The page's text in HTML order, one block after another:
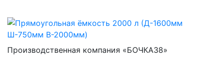
Производственная компания «БОЧКА38»